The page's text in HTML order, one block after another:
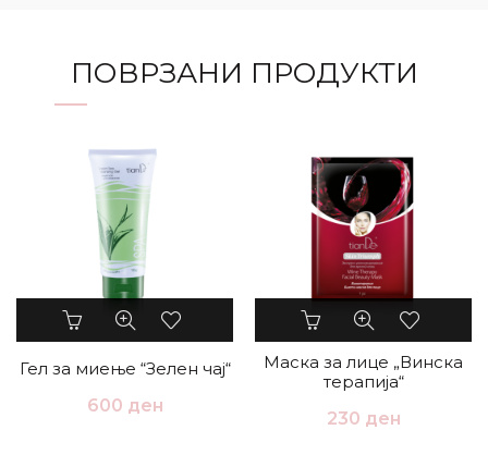
ПОВРЗАНИ ПРОДУКТИ
Гел за миење “Зелен чај“
600 ден
Маска за лице „Винска
терапија“
230 ден